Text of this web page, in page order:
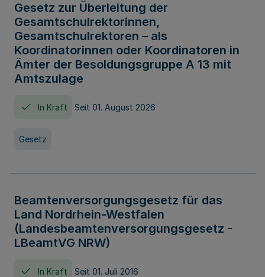
Gesetz zur Überleitung der
Gesamtschulrektorinnen,
Gesamtschulrektoren – als
Koordinatorinnen oder Koordinatoren in
Ämter der Besoldungsgruppe A 13 mit
Amtszulage
In Kraft Seit 01. August 2026
Gesetz
Beamtenversorgungsgesetz für das
Land Nordrhein-Westfalen
(Landesbeamtenversorgungsgesetz -
LBeamtVG NRW)
In Kraft Seit 01. Juli 2016